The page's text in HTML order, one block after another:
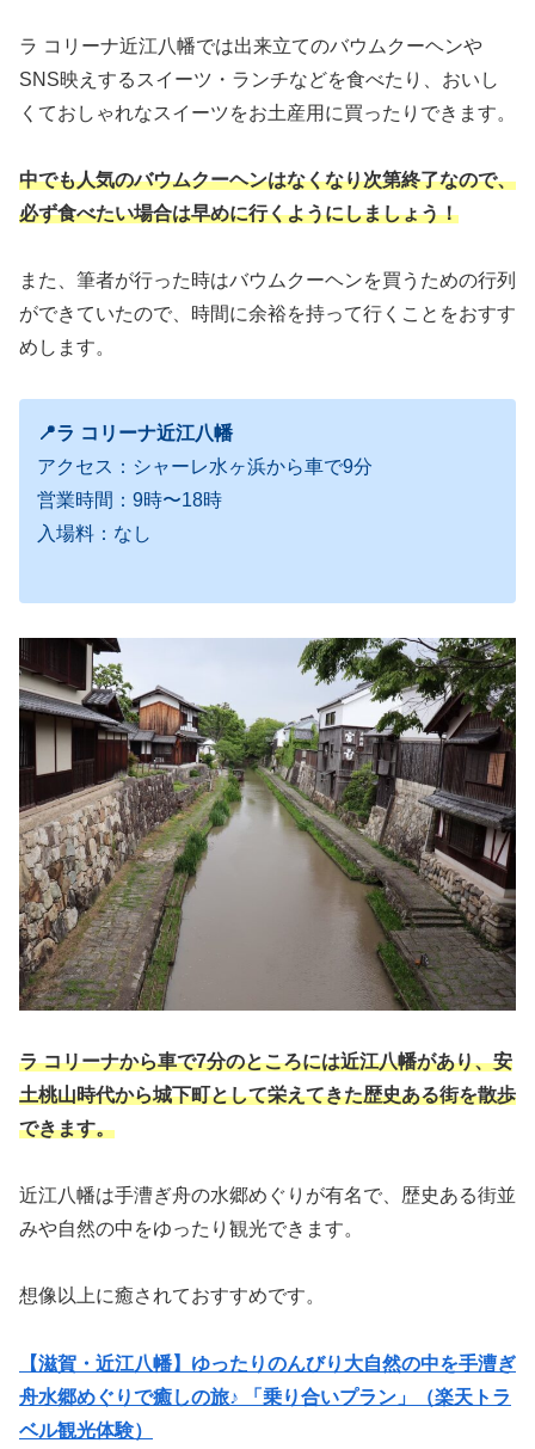
ラ コリーナ近江八幡では出来立てのバウムクーヘンや
SNS映えするスイーツ・ランチなどを食べたり、おいし
くておしゃれなスイーツをお土産用に買ったりできます。
中でも人気のバウムクーヘンはなくなり次第終了なので、
必ず食べたい場合は早めに行くようにしましょう！
また、筆者が行った時はバウムクーヘンを買うための行列
ができていたので、時間に余裕を持って行くことをおすす
めします。
📍ラ コリーナ近江八幡
アクセス：シャーレ水ヶ浜から車で9分
営業時間：9時〜18時
入場料：なし
ラ コリーナから車で7分のところには近江八幡があり、安
土桃山時代から城下町として栄えてきた歴史ある街を散歩
できます。
近江八幡は手漕ぎ舟の水郷めぐりが有名で、歴史ある街並
みや自然の中をゆったり観光できます。
想像以上に癒されておすすめです。
【滋賀・近江八幡】ゆったりのんびり大自然の中を手漕ぎ
舟水郷めぐりで癒しの旅♪ 「乗り合いプラン」（楽天トラ
ベル観光体験）